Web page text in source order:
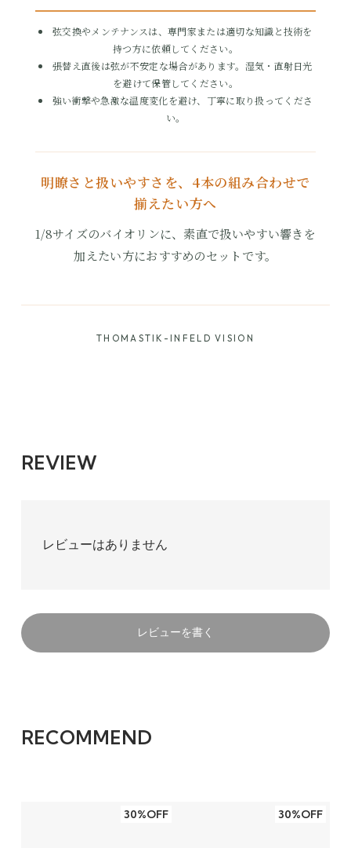
弦交換やメンテナンスは、専門家または適切な知識と技術を
持つ方に依頼してください。
張替え直後は弦が不安定な場合があります。湿気・直射日光
を避けて保管してください。
強い衝撃や急激な温度変化を避け、丁寧に取り扱ってくださ
い。
明瞭さと扱いやすさを、4本の組み合わせで
揃えたい方へ
1/8サイズのバイオリンに、素直で扱いやすい響きを
加えたい方におすすめのセットです。
THOMASTIK-INFELD VISION
REVIEW
レビューはありません
レビューを書く
RECOMMEND
30%OFF 30%OFF